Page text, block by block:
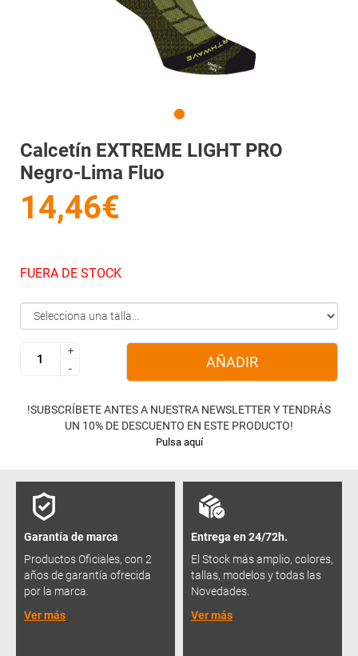
Calcetín EXTREME LIGHT PRO
Negro-Lima Fluo
14,46€
FUERA DE STOCK
+
-
+
-
AÑADIR
!SUBSCRÍBETE ANTES A NUESTRA NEWSLETTER Y TENDRÁS
UN 10% DE DESCUENTO EN ESTE PRODUCTO!
Pulsa aquí
Garantía de marca
Productos Oficiales, con 2
años de garantía ofrecida
por la marca.
Ver más
Entrega en 24/72h.
El Stock más amplio, colores,
tallas, modelos y todas las
Novedades.
Ver más